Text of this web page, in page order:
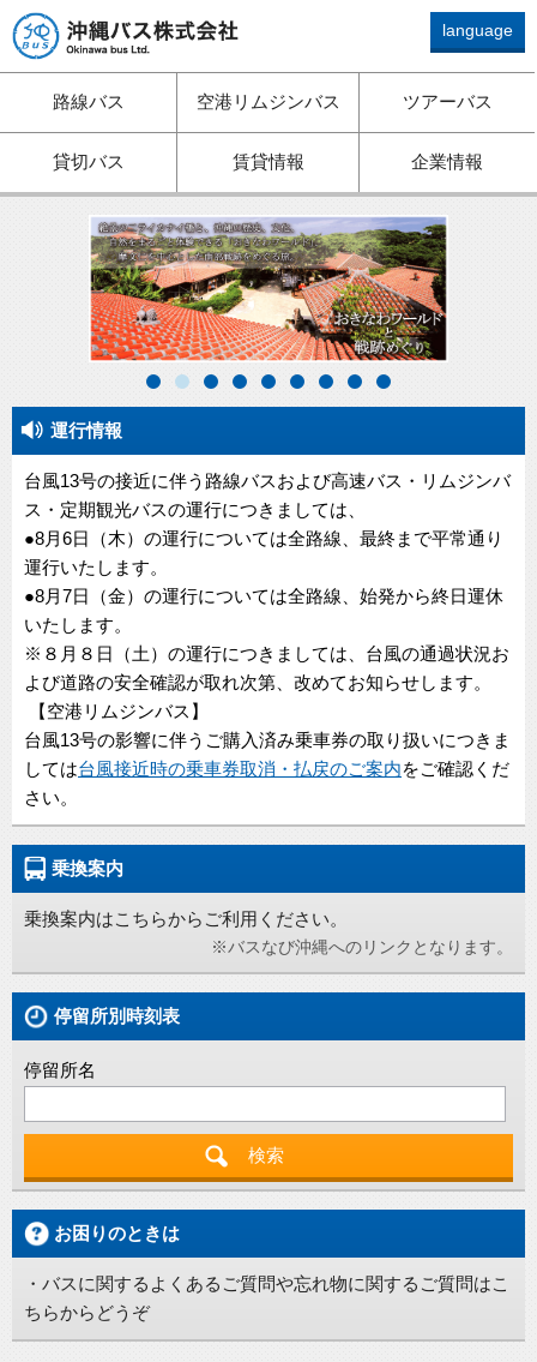
路線バス、ツアーバス、観
光バス、空港リムジン、貸
切バスは沖縄バスへ
language
路線バス 空港リムジンバス ツアーバス
貸切バス 賃貸情報 企業情報
1 2 3 4 5 6 7 8
9
運行情報
台風13号の接近に伴う路線バスおよび高速バス・リムジンバ
ス・定期観光バスの運行につきましては、
●8月6日（木）の運行については全路線、最終まで平常通り
運行いたします。
●8月7日（金）の運行については全路線、始発から終日運休
いたします。
※８月８日（土）の運行につきましては、台風の通過状況お
よび道路の安全確認が取れ次第、改めてお知らせします。
【空港リムジンバス】
台風13号の影響に伴うご購入済み乗車券の取り扱いにつきま
しては台風接近時の乗車券取消・払戻のご案内をご確認くだ
さい。
乗換案内
乗換案内はこちらからご利用ください。
※バスなび沖縄へのリンクとなります。
停留所別時刻表
停留所名
お困りのときは
・バスに関するよくあるご質問や忘れ物に関するご質問はこ
ちらからどうぞ